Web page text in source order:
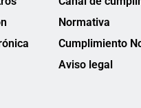
Normativa
Cumplimiento
Aviso legal